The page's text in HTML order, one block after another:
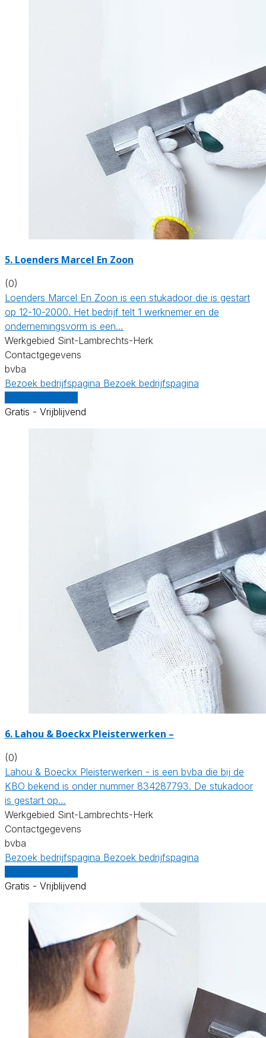
5. Loenders Marcel En Zoon
(0)
Loenders Marcel En Zoon is een stukadoor die is gestart
op 12-10-2000. Het bedrijf telt 1 werknemer en de
ondernemingsvorm is een…
Werkgebied Sint-Lambrechts-Herk
Contactgegevens
bvba
Bezoek bedrijfspagina Bezoek bedrijfspagina
Gratis - Vrijblijvend
6. Lahou & Boeckx Pleisterwerken –
(0)
Lahou & Boeckx Pleisterwerken - is een bvba die bij de
KBO bekend is onder nummer 834287793. De stukadoor
is gestart op…
Werkgebied Sint-Lambrechts-Herk
Contactgegevens
bvba
Bezoek bedrijfspagina Bezoek bedrijfspagina
Gratis - Vrijblijvend